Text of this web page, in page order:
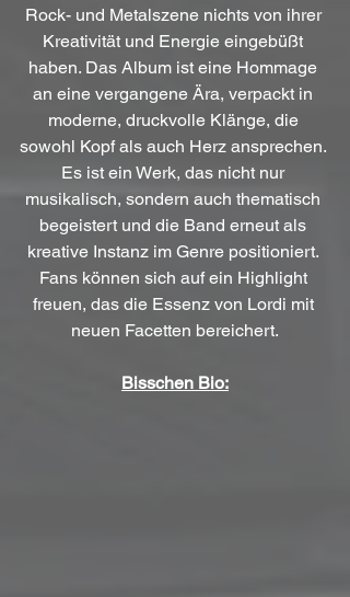
Rock- und Metalszene nichts von ihrer
Kreativität und Energie eingebüßt
haben. Das Album ist eine Hommage
an eine vergangene Ära, verpackt in
moderne, druckvolle Klänge, die
sowohl Kopf als auch Herz ansprechen.
Es ist ein Werk, das nicht nur
musikalisch, sondern auch thematisch
begeistert und die Band erneut als
kreative Instanz im Genre positioniert.
Fans können sich auf ein Highlight
freuen, das die Essenz von Lordi mit
neuen Facetten bereichert.
Bisschen Bio: